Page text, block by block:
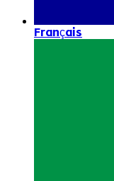
Français